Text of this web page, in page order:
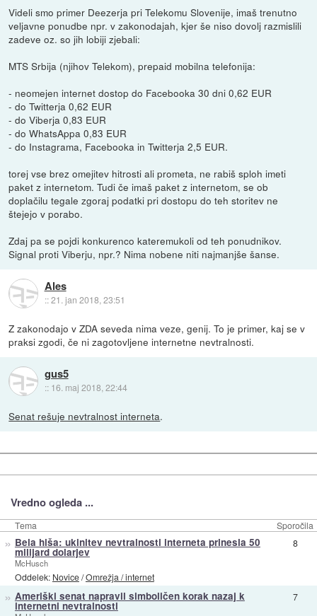
Videli smo primer Deezerja pri Telekomu Slovenije, imaš trenutno
veljavne ponudbe npr. v zakonodajah, kjer še niso dovolj razmislili
zadeve oz. so jih lobiji zjebali:
MTS Srbija (njihov Telekom), prepaid mobilna telefonija:
- neomejen internet dostop do Facebooka 30 dni 0,62 EUR
- do Twitterja 0,62 EUR
- do Viberja 0,83 EUR
- do WhatsAppa 0,83 EUR
- do Instagrama, Facebooka in Twitterja 2,5 EUR.
torej vse brez omejitev hitrosti ali prometa, ne rabiš sploh imeti
paket z internetom. Tudi če imaš paket z internetom, se ob
doplačilu tegale zgoraj podatki pri dostopu do teh storitev ne
štejejo v porabo.
Zdaj pa se pojdi konkurenco kateremukoli od teh ponudnikov.
Signal proti Viberju, npr.? Nima nobene niti najmanjše šanse.
Ales
::21. jan 2018, 23:51
Z zakonodajo v ZDA seveda nima veze, genij. To je primer, kaj se v
praksi zgodi, če ni zagotovljene internetne nevtralnosti.
gus5
:: 16. maj 2018, 22:44
Senat rešuje nevtralnost interneta.
Vredno ogleda ...
Tema Sporočila
» Bela hiša: ukinitev nevtralnosti interneta prinesla 50
milijard dolarjev
McHusch
Oddelek: Novice/Omrežja / internet
8
» Ameriški senat napravil simboličen korak nazaj k
internetni nevtralnosti
7